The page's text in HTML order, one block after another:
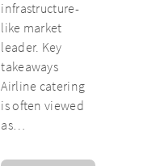
infrastructure-
like market
leader. Key
takeaways
Airline catering
is often viewed
as…